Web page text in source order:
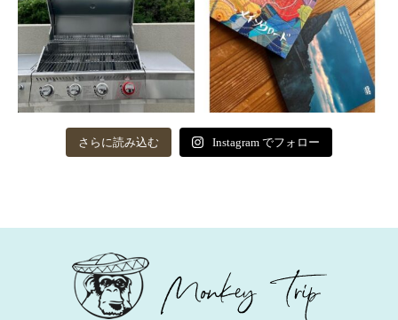
さらに読み込む Instagram でフォロー